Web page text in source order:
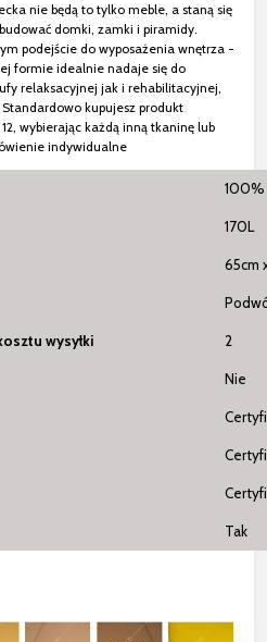
nie będą to tylko meble, a staną się
domki, zamki i piramidy.
podejście do wyposażenia wnętrza -
formie idealnie nadaje się do
relaksacyjnej jak i rehabilitacyjnej,
kupujesz produkt
wybierając każdą inną tkaninę lub
indywidualne
100%
170L
65cm
wysyłki 2
Nie
Tak